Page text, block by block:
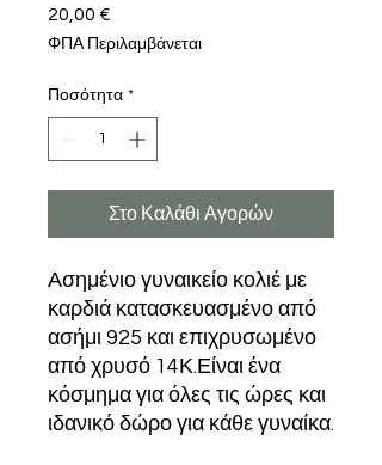
20,00 €
ΦΠΑ Περιλαμβάνεται
Ποσότητα *
Στο Καλάθι Αγορών
Ασημένιο γυναικείο κολιέ με
καρδιά κατασκευασμένο από
ασήμι 925 και επιχρυσωμένο
από χρυσό 14Κ.Είναι ένα
κόσμημα για όλες τις ώρες και
ιδανικό δώρο για κάθε γυναίκα.